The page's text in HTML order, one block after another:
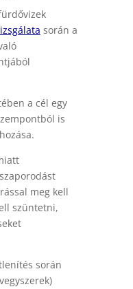
során a
a cél egy
is
meg kell
szüntetni,
során